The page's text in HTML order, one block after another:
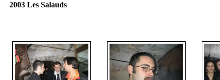
2003 Les Salauds